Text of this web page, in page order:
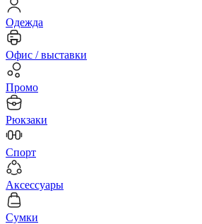
Одежда
Офис / выставки
Промо
Рюкзаки
Спорт
Аксессуары
Сумки